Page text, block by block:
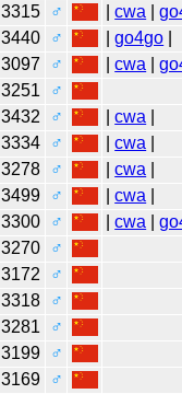
3315 ♂ |cwa |
3440 ♂ |go4go
3097 ♂ |cwa |
3251
♂
3432 ♂ |cwa
3334 ♂ |cwa
3278 ♂ |cwa
3499 ♂ |cwa
3300 ♂ |cwa |
3270
♂
3172
♂
3318
♂
3281
♂
3199
♂
3169
♂